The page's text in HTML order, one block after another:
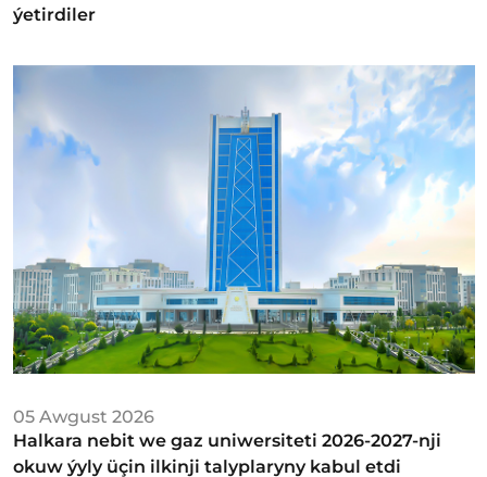
ýetirdiler
05 Awgust 2026
Halkara nebit we gaz uniwersiteti 2026-2027-nji
okuw ýyly üçin ilkinji talyplaryny kabul etdi